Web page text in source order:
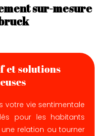
sur-mesure
et solutions
votre vie sentimentale
pour les habitants
une relation ou tourner